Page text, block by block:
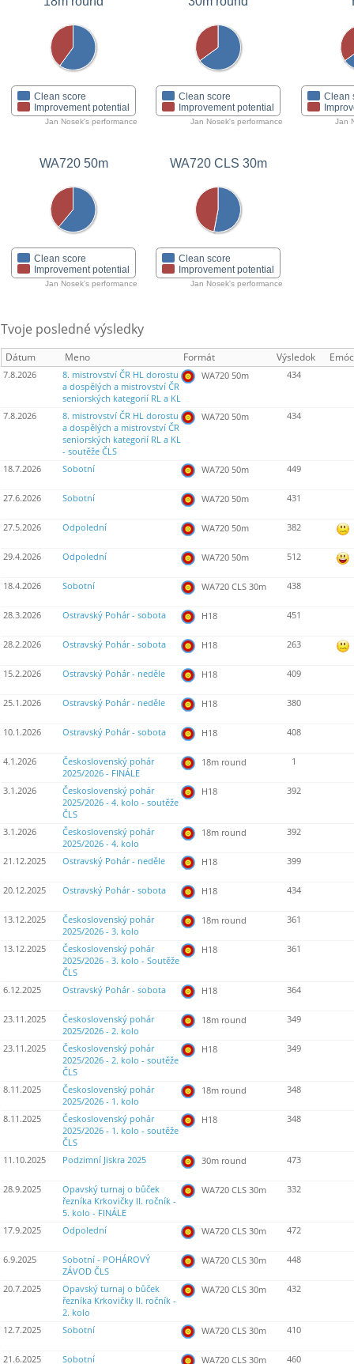
Clean score
Improvement potential
Jan Nosek's performance
Clean score
Improvement potential
Jan Nosek's performance
Clean
Jan
WA720 50m
Clean score
Improvement potential
Jan Nosek's performance
WA720 CLS 30m
Clean score
Improvement potential
Jan Nosek's performance
Tvoje posledné výsledky
Dátum Meno Formát Výsledok
7.8.2026
8. mistrovství ČR HL dorostu
a dospělých a mistrovství ČR
seniorských kategorií RL a KL
WA720 50m 434
7.8.2026
8. mistrovství ČR HL dorostu
a dospělých a mistrovství ČR
seniorských kategorií RL a KL
- soutěže ČLS
WA720 50m 434
18.7.2026 Sobotní WA720 50m 449
27.6.2026 Sobotní WA720 50m 431
27.5.2026 Odpolední WA720 50m 382
29.4.2026 Odpolední WA720 50m 512
18.4.2026 Sobotní WA720 CLS 30m 438
28.3.2026 Ostravský Pohár - sobota H18 451
28.2.2026 Ostravský Pohár - sobota H18 263
15.2.2026 Ostravský Pohár - neděle H18 409
25.1.2026 Ostravský Pohár - neděle H18 380
10.1.2026 Ostravský Pohár - sobota H18 408
4.1.2026
Československý pohár
2025/2026 - FINÁLE
18m round 1
3.1.2026
Československý pohár
2025/2026 - 4. kolo - soutěže
ČLS
H18 392
3.1.2026
Československý pohár
2025/2026 - 4. kolo
18m round 392
21.12.2025 Ostravský Pohár - neděle H18 399
20.12.2025 Ostravský Pohár - sobota H18 434
13.12.2025
Československý pohár
2025/2026 - 3. kolo
18m round 361
13.12.2025
Československý pohár
2025/2026 - 3. kolo - Soutěže
ČLS
H18 361
6.12.2025 Ostravský Pohár - sobota H18 364
23.11.2025
Československý pohár
2025/2026 - 2. kolo
18m round 349
23.11.2025
Československý pohár
2025/2026 - 2. kolo - soutěže
ČLS
H18 349
8.11.2025
Československý pohár
2025/2026 - 1. kolo
18m round 348
8.11.2025
Československý pohár
2025/2026 - 1. kolo - soutěže
ČLS
H18 348
11.10.2025 Podzimní Jiskra 2025 30m round 473
28.9.2025
Opavský turnaj o bůček
řezníka Krkovičky II. ročník -
5. kolo - FINÁLE
WA720 CLS 30m 332
17.9.2025 Odpolední WA720 CLS 30m 472
6.9.2025
Sobotní - POHÁROVÝ
ZÁVOD ČLS
WA720 CLS 30m 448
20.7.2025
Opavský turnaj o bůček
řezníka Krkovičky II. ročník -
2. kolo
WA720 CLS 30m 432
12.7.2025 Sobotní WA720 CLS 30m 410
21.6.2025 Sobotní WA720 CLS 30m 460